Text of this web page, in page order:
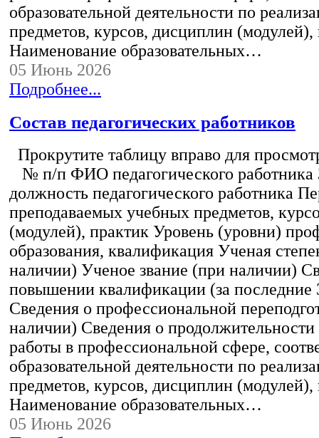
образовательной деятельности по
предметов, курсов, дисциплин (модулей),
Наименование образовательных…
05 Июнь 2026
Подробнее...
Состав педагогических работников
Прокрутите таблицу вправо для
№ п/п ФИО педагогического работника
должность педагогического работника
преподаваемых учебных предметов,
(модулей), практик Уровень (уровни)
образования, квалификация Ученая
наличии) Ученое звание (при наличии)
повышении квалификации (за последние
Сведения о профессиональной
наличии) Сведения о
работы в профессиональной сфере,
образовательной деятельности по
предметов, курсов, дисциплин (модулей),
Наименование образовательных…
05 Июнь 2026